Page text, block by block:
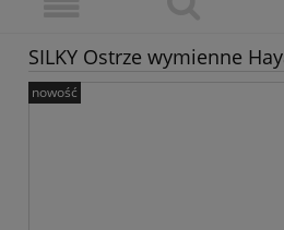
SILKY Ostrze wymienne
nowość